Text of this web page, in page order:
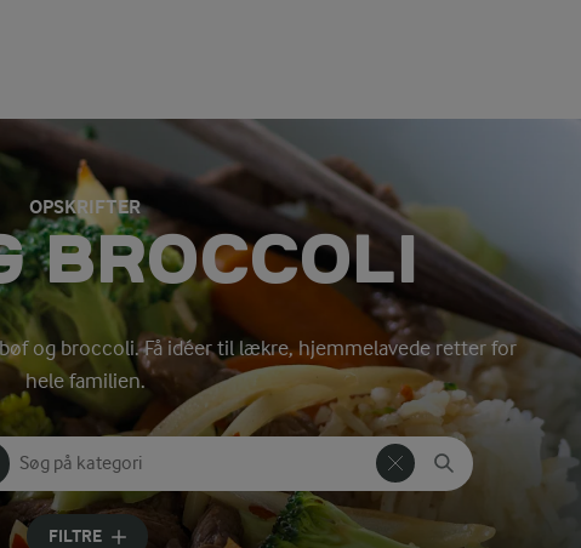
OPSKRIFTER
BROCCOLI
og broccoli. Få idéer til lækre, hjemmelavede retter for
hele familien.
Søg på kategori
Indtast søgeord for at søge
FILTRE